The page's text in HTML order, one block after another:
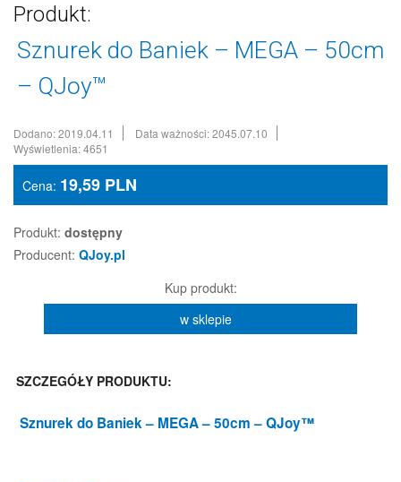
Produkt:
Sznurek do Baniek – MEGA – 50cm
– QJoy™
Dodano: 2019.04.11
Data ważności: 2045.07.10
Wyświetlenia: 4651
Cena: 19,59 PLN
Produkt: dostępny
Producent: QJoy.pl
Kup produkt:
w sklepie
SZCZEGÓŁY PRODUKTU:
Sznurek do Baniek– MEGA – 50cm – QJoy™